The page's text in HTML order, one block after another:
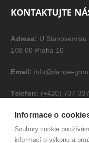
KONTAKTUJTE
Adresa: U Stavoservisu
108 00 Praha 10
Email: info@danpe-
Telefon: (+420) 737
Informace o
Soubory cookie
informací o výkonu a